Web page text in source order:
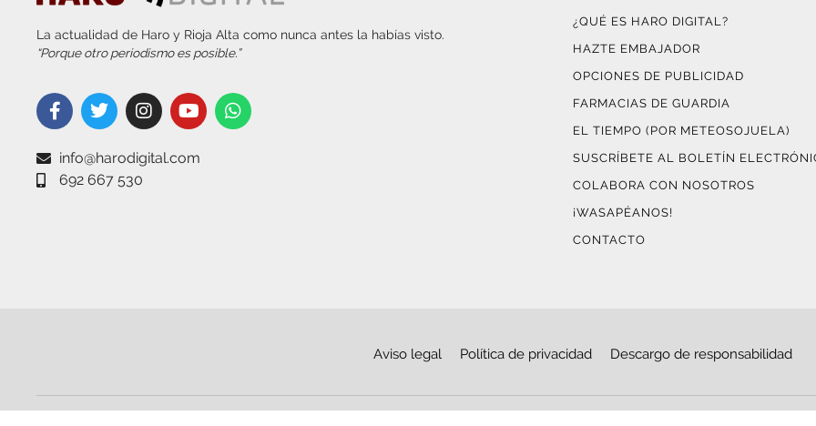
La actualidad de Haro y Rioja Alta como nunca antes la habías visto.
“Porque otro periodismo es posible.”
info@harodigital.com
692 667 530
¿QUÉ ES HARO DIGITAL?
HAZTE EMBAJADOR
OPCIONES DE PUBLICIDAD
FARMACIAS DE GUARDIA
EL TIEMPO (POR METEOSOJUELA)
SUSCRÍBETE AL BOLETÍN
COLABORA CON NOSOTROS
¡WASAPÉANOS!
CONTACTO
Aviso legal Política de privacidad Descargo de responsabilidad